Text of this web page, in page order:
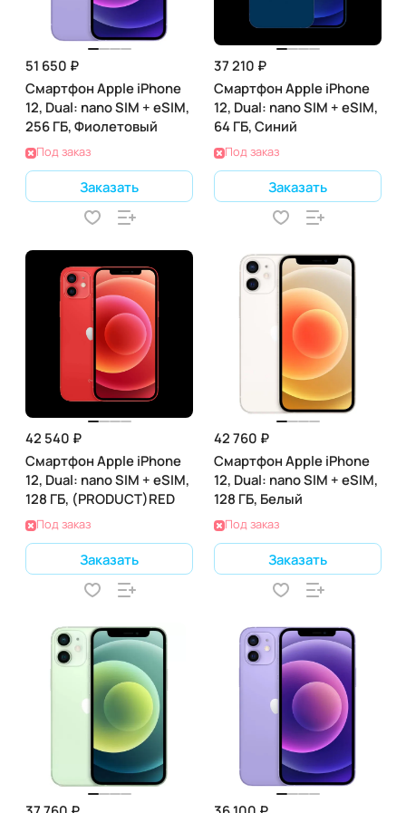
51 650 ₽
Смартфон Apple iPhone
12, Dual: nano SIM + eSIM,
256 ГБ, Фиолетовый
Под заказ
Заказать
37 210 ₽
Смартфон Apple iPhone
12, Dual: nano SIM + eSIM,
64 ГБ, Синий
Под заказ
Заказать
42 540 ₽
Смартфон Apple iPhone
12, Dual: nano SIM + eSIM,
128 ГБ, (PRODUCT)RED
Под заказ
Заказать
42 760 ₽
Смартфон Apple iPhone
12, Dual: nano SIM + eSIM,
128 ГБ, Белый
Под заказ
Заказать